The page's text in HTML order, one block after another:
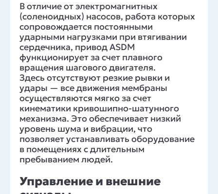
В отличие от электромагнитных
(соленоидных) насосов, работа которых
сопровождается постоянными
ударными нагрузками при втягивании
сердечника, привод ASDM
функционирует за счет плавного
вращения шагового двигателя.
Здесь отсутствуют резкие рывки и
удары — все движения мембраны
осуществляются мягко за счет
кинематики кривошипно-шатунного
механизма. Это обеспечивает низкий
уровень шума и вибрации, что
позволяет устанавливать оборудование
в помещениях с длительным
пребыванием людей.
Управление и внешние